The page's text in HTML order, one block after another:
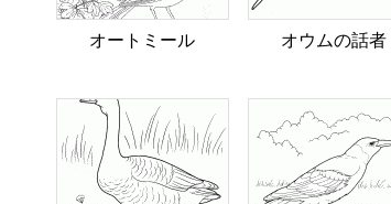
オートミール オウムの話者